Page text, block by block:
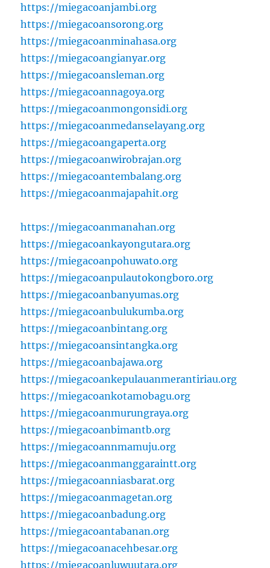
https://miegacoanjambi.org
https://miegacoansorong.org
https://miegacoanminahasa.org
https://miegacoangianyar.org
https://miegacoansleman.org
https://miegacoannagoya.org
https://miegacoanmongonsidi.org
https://miegacoanmedanselayang.org
https://miegacoangaperta.org
https://miegacoanwirobrajan.org
https://miegacoantembalang.org
https://miegacoanmajapahit.org
https://miegacoanmanahan.org
https://miegacoankayongutara.org
https://miegacoanpohuwato.org
https://miegacoanpulautokongboro.org
https://miegacoanbanyumas.org
https://miegacoanbulukumba.org
https://miegacoanbintang.org
https://miegacoansintangka.org
https://miegacoanbajawa.org
https://miegacoankepulauanmerantiriau.org
https://miegacoankotamobagu.org
https://miegacoanmurungraya.org
https://miegacoanbimantb.org
https://miegacoannmamuju.org
https://miegacoanmanggaraintt.org
https://miegacoanniasbarat.org
https://miegacoanmagetan.org
https://miegacoanbadung.org
https://miegacoantabanan.org
https://miegacoanacehbesar.org
https://miegacoanluwuutara.org